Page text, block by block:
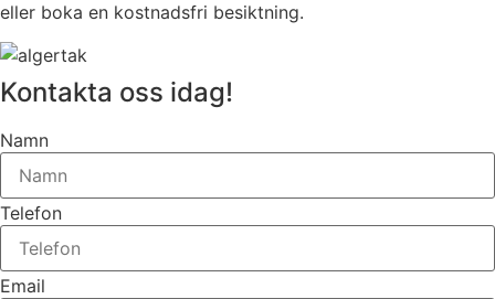
eller boka en kostnadsfri besiktning.
Kontakta oss idag!
Namn
Telefon
Email